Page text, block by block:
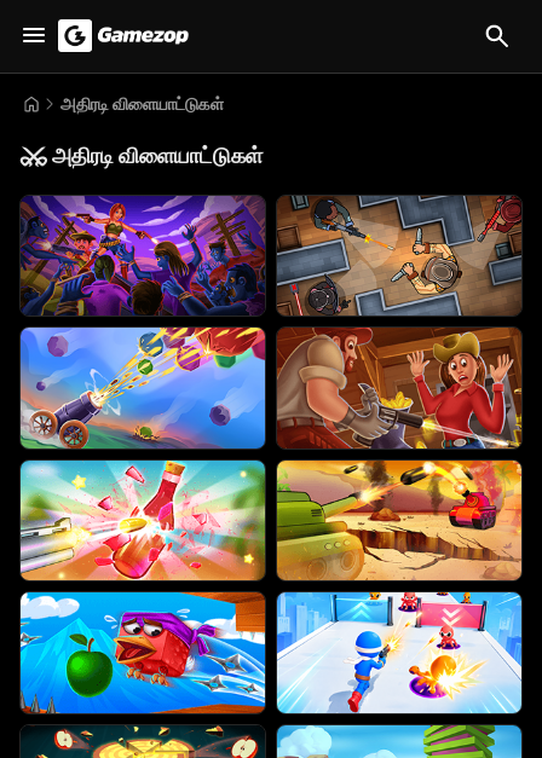
அதிரடி விளையாட்டுகள்
⚔️அதிரடி விளையாட்டுகள்